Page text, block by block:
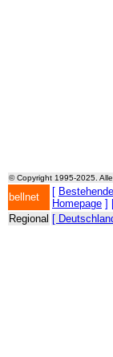
© Copyright 1995-2025.
bellnet [
Homepage ]
Regional [